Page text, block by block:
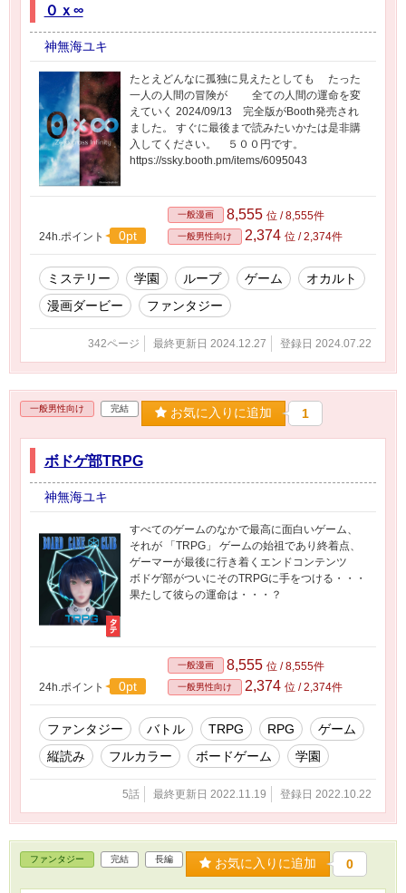
トラに別々に住まわせ 境界の魔法「クドゥラ」
によって、通行を遮断した。そして永き平和が
訪れた・・・ 時の流れはあらゆるものを破壊
する、龍神さえ時の流れによって滅びた クドゥ
ラによって作られた平和も、やがてその終わり
を迎えようとしていた・・・
０ｘ∞
神無海ユキ
たとえどんなに孤独に見えたとしても たった
一人の人間の冒険が 全ての人間の運命を変
えていく 2024/09/13 完全版がBooth発売され
ました。 すぐに最後まで読みたいかたは是非購
入してください。 ５００円です。
https://ssky.booth.pm/items/6095043
24h.ポイント 0pt
一般漫画 8,555 位 / 8,555件
一般男性向け 2,374 位 / 2,374件
ミステリー 学園 ループ ゲーム
オカルト
漫画ダービー
ファンタジー
342ページ 最終更新日 2024.12.27 登録日 2024.07.22
一般男性向け 完結 お気に入りに追加 1
ボドゲ部TRPG
神無海ユキ
すべてのゲームのなかで最高に面白いゲーム、
それが 「TRPG」 ゲームの始祖であり終着点、
ゲーマーが最後に行き着くエンドコンテンツ
ボドゲ部がついにそのTRPGに手をつける・・・
果たして彼らの運命は・・・？
24h.ポイント 0pt
一般漫画 8,555 位 / 8,555件
一般男性向け 2,374 位 / 2,374件
ファンタジー バトル TRPG RPG
ゲーム
縦読み
フルカラー ボードゲーム 学園
5話 最終更新日 2022.11.19 登録日 2022.10.22
ファンタジー 完結 長編 お気に入りに追加 0